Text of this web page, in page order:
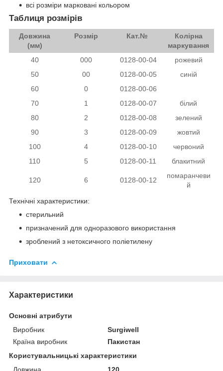
всі розміри марковані кольором
Таблиця розмірів
Довжина
(мм)
Розмір Кат.№
Колірна
маркування
40
000 0128-00-04
рожевий
50
00 0128-00-05
синій
60
0 0128-00-06
70
1 0128-00-07
білий
80
2 0128-00-08
зелений
90
3 0128-00-09
жовтий
100
4 0128-00-10
червоний
110
5 0128-00-11 блакитний
120 6 0128-00-12
помаранчеви
й
Технічні характеристики:
стерильний
призначений для одноразового використання
зроблений з нетоксичного поліетилену
Приховати
Характеристики
Основні атрибути
Виробник
Surgiwell
Країна виробник
Пакистан
Користувальницькі характеристики
Довжина
120